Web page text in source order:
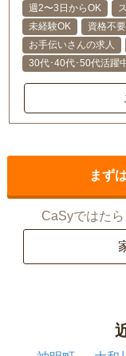
週2〜3日からOK
未経験OK
資格不要
お手伝いさんの求人
30代･40代･50代活躍
まず
CaSyではた